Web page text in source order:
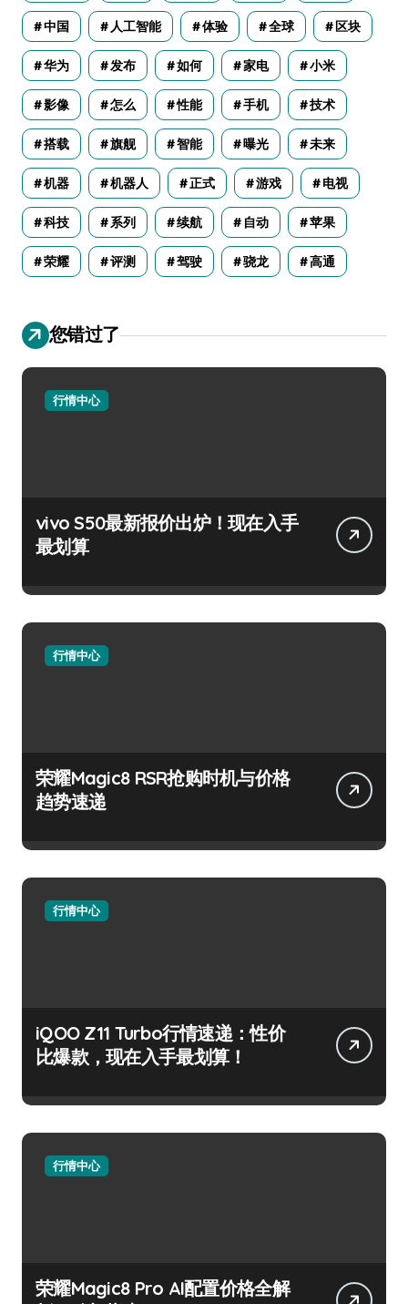
中国 人工智能 体验 全球 区块
华为 发布 如何 家电 小米
影像 怎么 性能 手机 技术
搭载 旗舰 智能 曝光 未来
机器 机器人 正式 游戏 电视
科技 系列 续航 自动 苹果
荣耀 评测 驾驶 骁龙 高通
您错过了
行情中心
vivo S50最新报价出炉！现在入手
最划算
行情中心
荣耀Magic8 RSR抢购时机与价格
趋势速递
行情中心
iQOO Z11 Turbo行情速递：性价
比爆款，现在入手最划算！
行情中心
荣耀Magic8 Pro AI配置价格全解